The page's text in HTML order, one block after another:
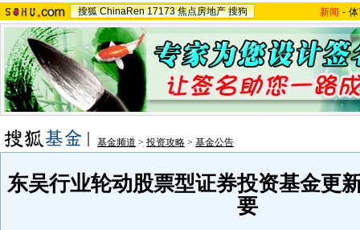
搜狐 ChinaRen 17173 焦点房地产 搜狗 新闻 -
基金频道 > 投资攻略 > 基金公告
东吴行业轮动股票型证券投资基金更
要